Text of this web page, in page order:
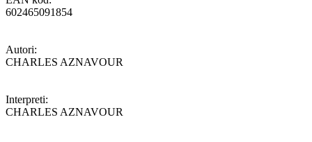
602465091854
Autori:
CHARLES AZNAVOUR
Interpreti:
CHARLES AZNAVOUR